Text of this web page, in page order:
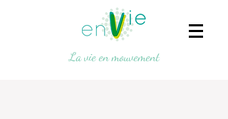
La vie en mouvement